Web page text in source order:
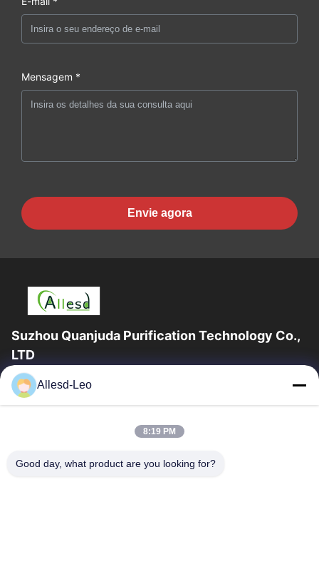
Mensagem *
Envie agora
Suzhou Quanjuda Purification Technology Co.,
LTD
a experiência 16years, como um fabricante e um exportador
principais de ESD & produtos da sala de limpeza, nós
Casa
Produtos
Allesd-Leo
8:19 PM
Good day, what product are you looking for?